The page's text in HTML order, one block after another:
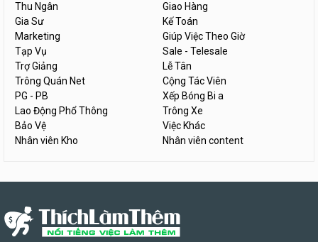
Thu Ngân
Giao Hàng
Gia Sư
Kế Toán
Marketing
Giúp Việc Theo Giờ
Tạp Vụ
Sale - Telesale
Trợ Giảng
Lễ Tân
Trông Quán Net
Cộng Tác Viên
PG - PB
Xếp Bóng Bi a
Lao Động Phổ Thông
Trông Xe
Bảo Vệ
Việc Khác
Nhân viên Kho
Nhân viên content